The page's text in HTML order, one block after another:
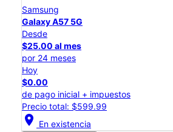
Samsung
Galaxy A57 5G
Desde
$25.00 al mes
por 24 meses
Hoy
$0.00
de pago inicial + impuestos
Precio total: $599.99
location_on En existencia